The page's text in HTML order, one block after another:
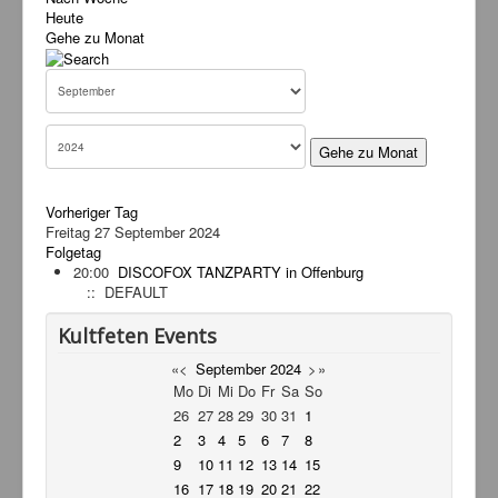
Service
Livestream
Links
Kontakt
Heute
Gehe zu Monat
Gehe zu Monat
Vorheriger Tag
Freitag 27 September 2024
Folgetag
20:00 DISCOFOX TANZPARTY in Offenburg
:: DEFAULT
Kultfeten Events
«< September 2024 > »
Mo Di Mi Do Fr Sa So
26 27 28 29 30 31 1
2
3 4 5 6 7
8
9
10 11 12 13 14 15
16 17 18 19 20 21 22